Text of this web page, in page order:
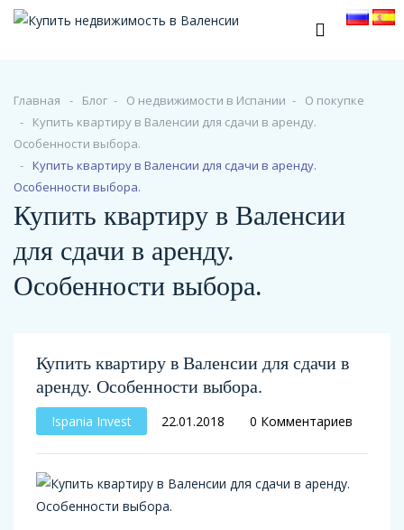
Главная Блог О недвижимости в Испании
O покупке
Купить квартиру в Валенсии для сдачи в аренду.
Особенности выбора.
Купить квартиру в Валенсии для сдачи в аренду.
Особенности выбора.
Купить квартиру в Валенсии
для сдачи в аренду.
Особенности выбора.
Купить квартиру в Валенсии для сдачи в
аренду. Особенности выбора.
Ispania Invest 22.01.2018 0 Комментариев